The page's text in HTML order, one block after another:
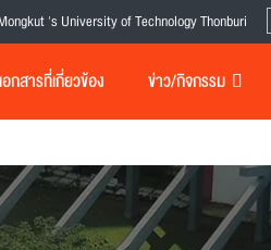
's University of Technology Thonburi
กสารที่เกี่ยวข้อง ข่าว/กิจกรรม